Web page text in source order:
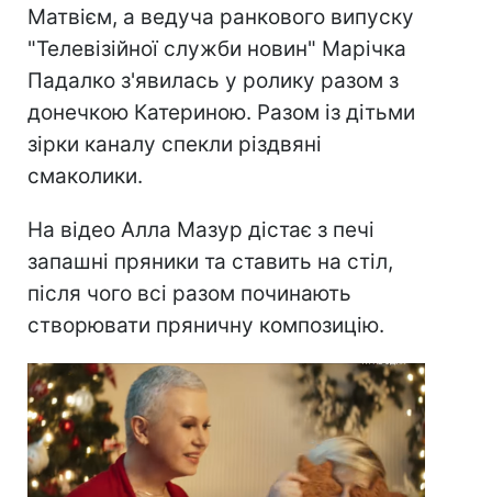
Матвієм, а ведуча ранкового випуску
"Телевізійної служби новин" Марічка
Падалко з'явилась у ролику разом з
донечкою Катериною. Разом із дітьми
зірки каналу спекли різдвяні
смаколики.
На відео Алла Мазур дістає з печі
запашні пряники та ставить на стіл,
після чого всі разом починають
створювати пряничну композицію.